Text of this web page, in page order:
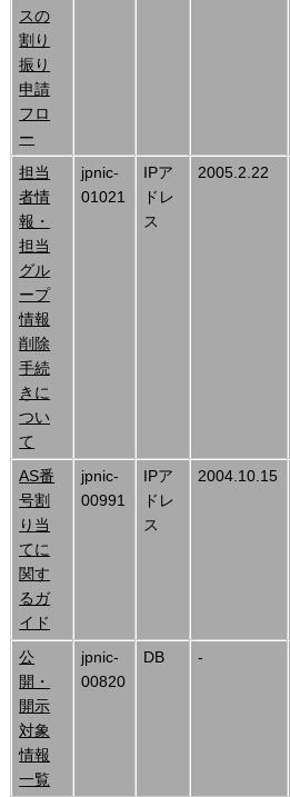
スの
割り
振り
申請
フロ
ー
担当
者情
報・
担当
グル
ープ
情報
削除
手続
きに
つい
て
jpnic-
01021
IPア
ドレ
ス
2005.2.22
AS番
号割
り当
てに
関す
るガ
イド
jpnic-
00991
IPア
ドレ
ス
2004.10.15
公
開・
開示
対象
情報
一覧
jpnic-
00820
DB -